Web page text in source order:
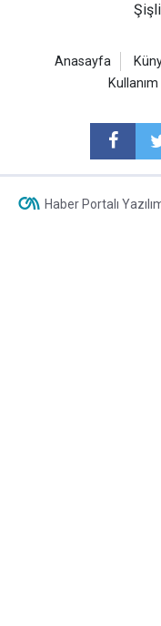
Anasayfa
Haber Portalı